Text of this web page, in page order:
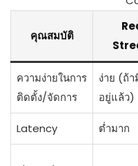
คุณสมบัติ
ความง่ายในการ
ติดตั้ง/จัดการ
ง่าย (ถ้
อยู่แล้ว)
Latency ต่ำมาก